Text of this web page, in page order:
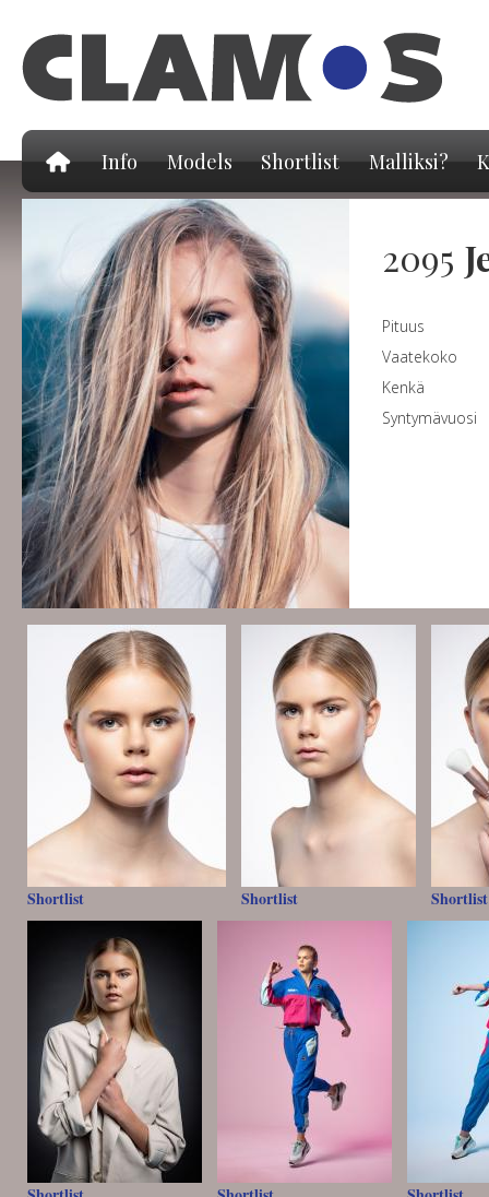
Info Models Shortlist Malliksi?
2095
Pituus
Vaatekoko
Kenkä
Syntymävuosi
Shortlist Shortlist Shortlist